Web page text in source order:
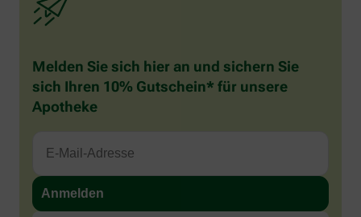
Melden Sie sich hier an und sichern Sie
sich Ihren 10% Gutschein* für unsere
Apotheke